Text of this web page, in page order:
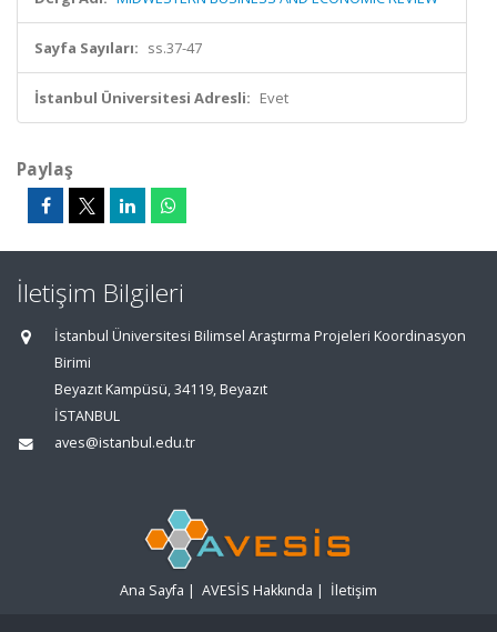
Sayfa Sayıları: ss.37-47
İstanbul Üniversitesi Adresli: Evet
Paylaş
İletişim Bilgileri
İstanbul Üniversitesi Bilimsel Araştırma Projeleri Koordinasyon
Birimi
Beyazıt Kampüsü, 34119, Beyazıt
İSTANBUL
aves@istanbul.edu.tr
Ana Sayfa | AVESİS Hakkında | İletişim